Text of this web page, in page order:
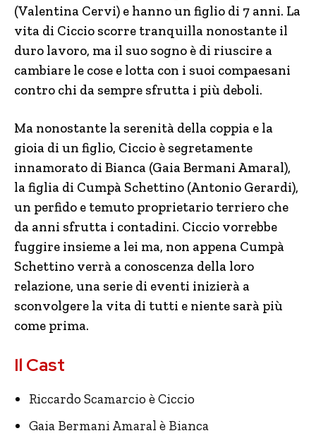
(Valentina Cervi) e hanno un figlio di 7 anni. La
vita di Ciccio scorre tranquilla nonostante il
duro lavoro, ma il suo sogno è di riuscire a
cambiare le cose e lotta con i suoi compaesani
contro chi da sempre sfrutta i più deboli.
Ma nonostante la serenità della coppia e la
gioia di un figlio, Ciccio è segretamente
innamorato di Bianca (Gaia Bermani Amaral),
la figlia di Cumpà Schettino (Antonio Gerardi),
un perfido e temuto proprietario terriero che
da anni sfrutta i contadini. Ciccio vorrebbe
fuggire insieme a lei ma, non appena Cumpà
Schettino verrà a conoscenza della loro
relazione, una serie di eventi inizierà a
sconvolgere la vita di tutti e niente sarà più
come prima.
Il Cast
Riccardo Scamarcio è Ciccio
Gaia Bermani Amaral è Bianca